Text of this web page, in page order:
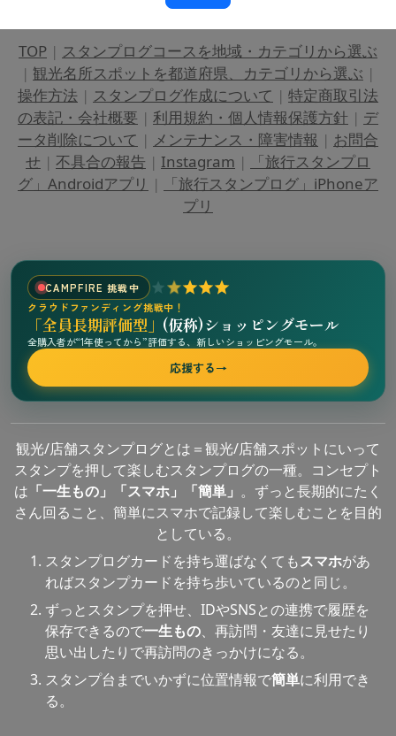
TOP | スタンプログコースを地域・カテゴリから選ぶ
| 観光名所スポットを都道府県、カテゴリから選ぶ |
操作方法 | スタンプログ作成について | 特定商取引法
の表記・会社概要 | 利用規約・個人情報保護方針 | デ
ータ削除について | メンテナンス・障害情報 | お問合
せ | 不具合の報告 | Instagram |
「旅行スタンプロ
グ」Androidアプリ |
「旅行スタンプログ」iPhoneア
プリ
CAMPFIRE 挑戦中
クラウドファンディング挑戦中！
「全員長期評価型」 (仮称)ショッピングモール
全購入者が“1年使ってから”評価する、新しいショッピングモール。
応援する→
観光/店舗スタンプログとは＝観光/店舗スポットにいって
スタンプを押して楽しむスタンプログの一種。コンセプト
は 「一生もの」「スマホ」「簡単」 。ずっと長期的にたく
さん回ること、簡単にスマホで記録して楽しむことを目的
としている。
スタンプログカードを持ち運ばなくてもスマホがあ
ればスタンプカードを持ち歩いているのと同じ。
ずっとスタンプを押せ、IDやSNSとの連携で履歴を
保存できるので一生もの、再訪問・友達に見せたり
思い出したりで再訪問のきっかけになる。
スタンプ台までいかずに位置情報で簡単に利用でき
る。